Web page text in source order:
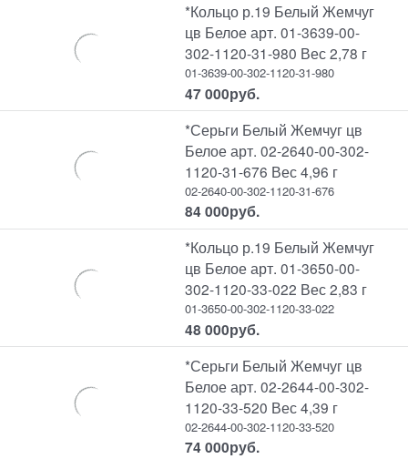
*Кольцо р.19 Белый Жемчуг
цв Белое арт. 01-3639-00-
302-1120-31-980 Вес 2,78 г
01-3639-00-302-1120-31-980
47 000руб.
*Серьги Белый Жемчуг цв
Белое арт. 02-2640-00-302-
1120-31-676 Вес 4,96 г
02-2640-00-302-1120-31-676
84 000руб.
*Кольцо р.19 Белый Жемчуг
цв Белое арт. 01-3650-00-
302-1120-33-022 Вес 2,83 г
01-3650-00-302-1120-33-022
48 000руб.
*Серьги Белый Жемчуг цв
Белое арт. 02-2644-00-302-
1120-33-520 Вес 4,39 г
02-2644-00-302-1120-33-520
74 000руб.